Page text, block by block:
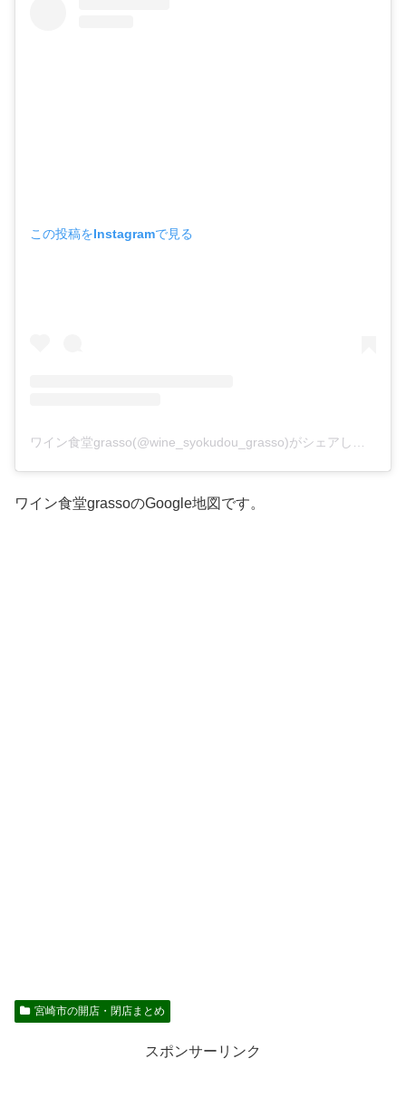
この投稿をInstagramで見る
ワイン食堂grassoのGoogle地図です。
宮崎市の開店・閉店まとめ
スポンサーリンク